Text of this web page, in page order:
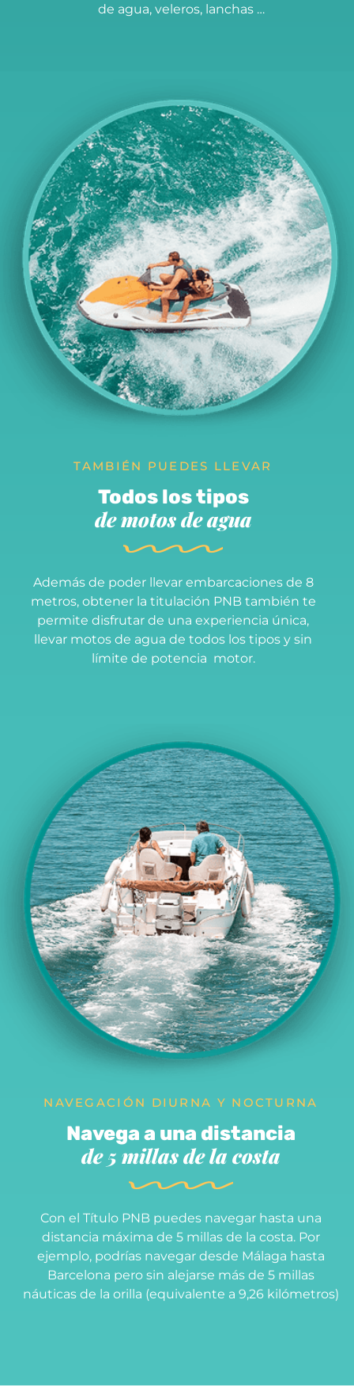
de agua, veleros, lanchas …
TAMBIÉN PUEDES LLEVAR
Todos los tipos
de motos de agua
Además de poder llevar embarcaciones de 8
metros, obtener la titulación PNB también te
permite disfrutar de una experiencia única,
llevar motos de agua de todos los tipos y sin
límite de potencia motor.
NAVEGACIÓN DIURNA Y NOCTURNA
Navega a una distancia
de 5 millas de la costa
Con el Título PNB puedes navegar hasta una
distancia máxima de 5 millas de la costa. Por
ejemplo, podrías navegar desde Málaga hasta
Barcelona pero sin alejarse más de 5 millas
náuticas de la orilla (equivalente a 9,26 kilómetros)